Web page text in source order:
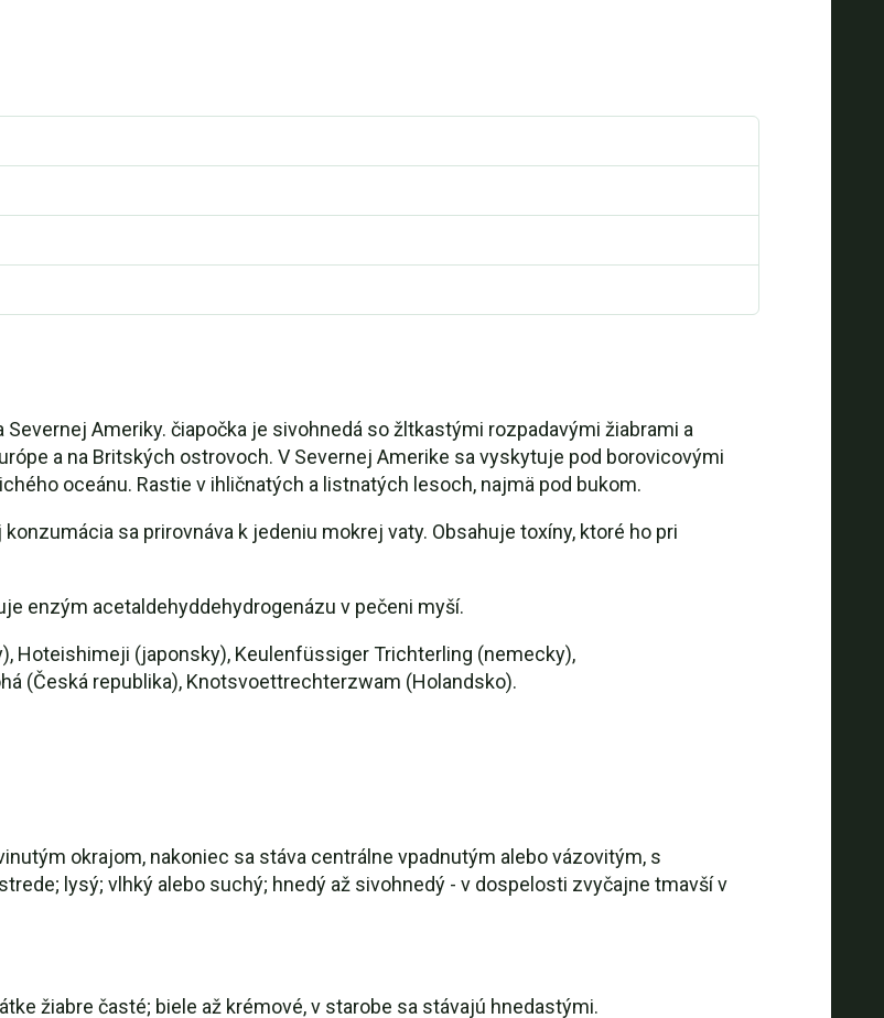
Ameriky. čiapočka je sivohnedá so žltkastými rozpadavými žiabrami a
a na Britských ostrovoch. V Severnej Amerike sa vyskytuje pod borovicovými
oceánu. Rastie v ihličnatých a listnatých lesoch, najmä pod bukom.
sa prirovnáva k jedeniu mokrej vaty. Obsahuje toxíny, ktoré ho pri
enzým acetaldehyddehydrogenázu v pečeni myší.
Hoteishimeji (japonsky), Keulenfüssiger Trichterling (nemecky),
(Česká republika), Knotsvoettrechterzwam (Holandsko).
okrajom, nakoniec sa stáva centrálne vpadnutým alebo vázovitým, s
lysý; vlhký alebo suchý; hnedý až sivohnedý - v dospelosti zvyčajne tmavší v
žiabre časté; biele až krémové, v starobe sa stávajú hnedastými.